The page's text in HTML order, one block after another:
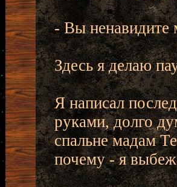
- Вы ненавидите
Здесь я делаю
Я написал
руками, долго
спальне мадам
почему - я